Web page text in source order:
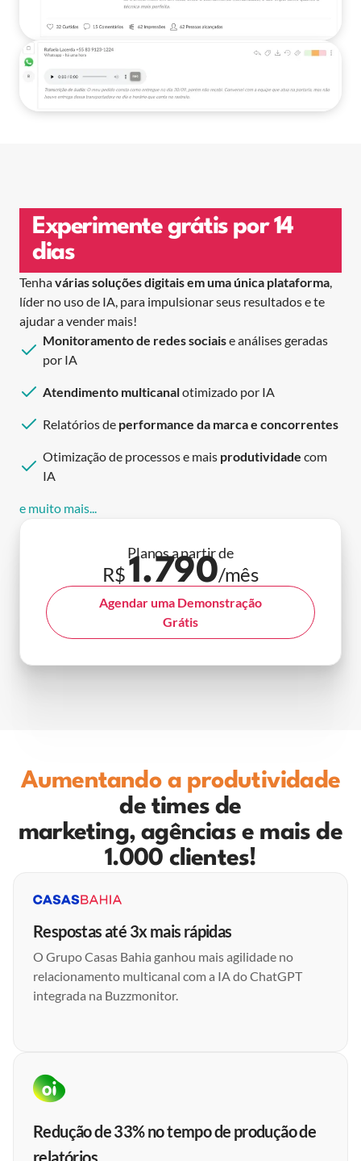
Experimente grátis por 14
dias
Tenhavárias soluções digitais em uma única plataforma
líder no uso de IA, para impulsionar seus resultados e te
ajudar a vender mais!
Monitoramento de redes sociaise análises geradas
por IA
Atendimento multicanalotimizado por IA
Relatórios de performance da marca e concorrentes
Otimização de processos e mais produtividade com
IA
e muito mais...
Planos a partir de
R$1.790/mês
Agendar uma Demonstração
Grátis
Aumentando a produtividade
de times de
marketing, agências e mais de
1.000 clientes!
Respostas até 3x mais rápidas
O Grupo Casas Bahia ganhou mais agilidade no
relacionamento multicanal com a IA do ChatGPT
integrada na Buzzmonitor.
Redução de 33% no tempo de produção de
relatórios